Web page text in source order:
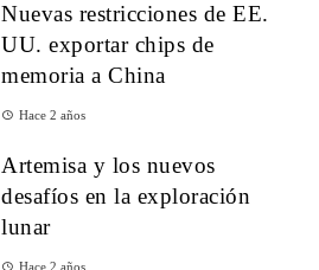
Nuevas restricciones de EE.
UU. exportar chips de
memoria a China
Hace 2 años
Artemisa y los nuevos
desafíos en la exploración
lunar
Hace 2 años